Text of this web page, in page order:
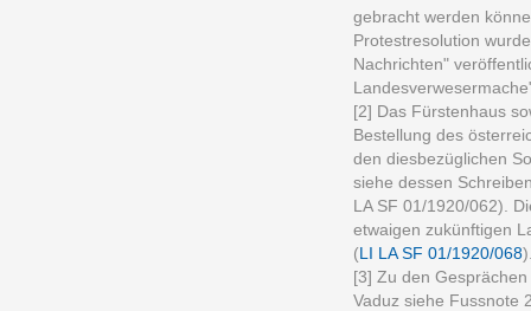
gebracht werden
Protestresolution
Nachrichten"
[2] Das Fürstenhaus
Bestellung des
den diesbezüglichen
siehe dessen
LA SF 01/1920/062).
etwaigen zukünftigen
(LI LA SF 01/1920/068
[3] Zu den
Vaduz siehe Fussnote